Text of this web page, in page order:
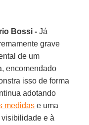
Bossi - Já
grave
de um
encomendado
isso de forma
adotando
medidas e uma
e à